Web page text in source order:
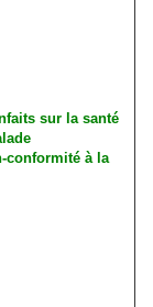
sur la santé
conformité à la